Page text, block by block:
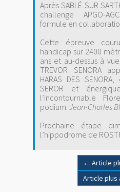
Après SABLÉ SUR
challenge APGO-
formule en
Cette épreuve
handicap sur 2400
ans et au-dessus à
TREVOR SENORA
HARAS DES
SEROR et
l’incontournable
podium. Jean-Charles
Prochaine étape
l’hippodrome de
← Article
Article plus